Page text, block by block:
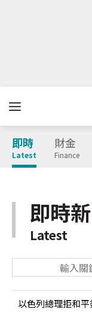
即時
Latest
財金
Finance
即時
Latest
以色列總理拒和